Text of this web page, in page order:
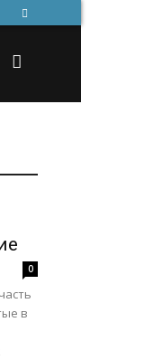
0
в